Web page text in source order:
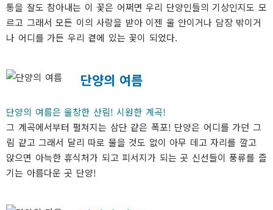
통을 잘도 참아내는 이 꽃은 어쩌면 우리 단양인들의 기상인지도 모
르고 그래서 모든 이의 사랑을 받아 이젠 울 안이거나 담장 밖이거
나 어디를 가든 우리 곁에 있는 꽃이 되었다.
단양의 여름
단양의 여름은 울창한 산림! 시원한 계곡!
그 계곡에서부터 펼쳐지는 삼단 같은 폭포! 단양은 어디를 가던 그
림 같고 그래서 달리 따로 물을 것도 없이 아무 데고 자리를 깔고
앉으면 아늑한 휴식처가 되고 피서지가 되는 곳 신선들이 풍류를 즐
기는 아름다운 곳 단양!